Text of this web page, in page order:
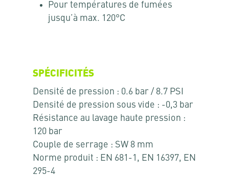
Pour températures de fumées
jusqu’à max. 120°C
SPÉCIFICITÉS
Densité de pression : 0.6 bar / 8.7 PSI
Densité de pression sous vide : -0,3 bar
Résistance au lavage haute pression :
120 bar
Couple de serrage : SW 8 mm
Norme produit : EN 681-1, EN 16397, EN
295-4